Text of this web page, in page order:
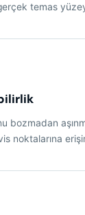
temas
bozmadan
noktalarına